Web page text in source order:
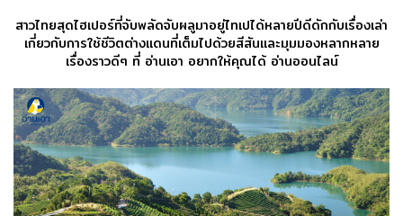
สาวไทยสุดไฮเปอร์ที่จับพลัดจับผลูมาอยู่ไทเปได้หลายปีดีดักกับเรื่องเล่า
เกี่ยวกับการใช้ชีวิตต่างแดนที่เต็มไปด้วยสีสันและมุมมองหลากหลาย
เรื่องราวดีๆ ที่ อ่านเอา อยากให้คุณได้ อ่านออนไลน์